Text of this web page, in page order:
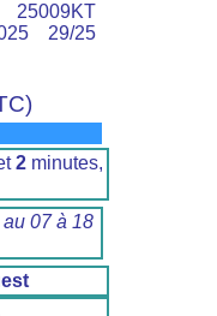
29/25
2minutes,
07 à 18